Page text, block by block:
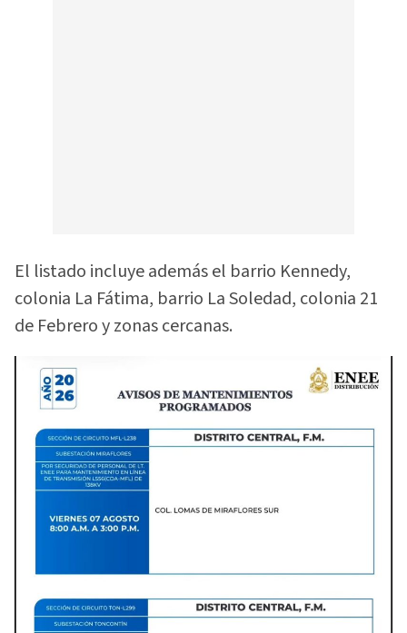
El listado incluye además el barrio Kennedy,
colonia La Fátima, barrio La Soledad, colonia 21
de Febrero y zonas cercanas.